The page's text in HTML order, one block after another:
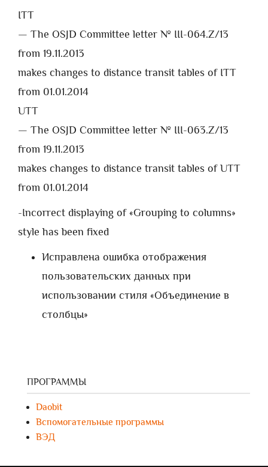
ITT
— The OSJD Committee letter № III-064.Z/13
from 19.11.2013
makes changes to distance transit tables of ITT
from 01.01.2014
UTT
— The OSJD Committee letter № III-063.Z/13
from 19.11.2013
makes changes to distance transit tables of UTT
from 01.01.2014
-Incorrect displaying of «Grouping to columns»
style has been fixed
Исправлена ошибка отображения
пользовательских данных при
использовании стиля «Объединение в
столбцы»
ПРОГРАММЫ
Daobit
Вспомогательные программы
ВЭД